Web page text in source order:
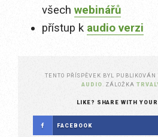
všech webinářů
přístup k audio verzi
TENTO PŘÍSPĚVEK BYL PUBLIKOVÁN
AUDIO . ZÁLOŽKA
LIKE? SHARE WITH
FACEBOOK